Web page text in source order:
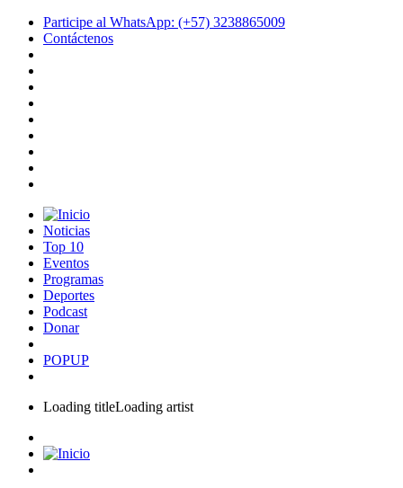
Participe al WhatsApp: (+57) 3238865009
Contáctenos
Noticias
Top 10
Eventos
Programas
Deportes
Podcast
Donar
POPUP
Loading titleLoading artist